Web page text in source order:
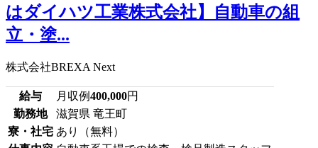
はダイハツ工業株式会社】自動車の組
立・塗...
株式会社BREXA Next
給与 月収例400,000円
勤務地
滋賀県 竜王町
寮・社宅 あり（無料）